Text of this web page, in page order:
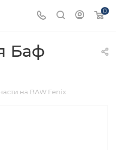
0
Баф
на BAW Fenix